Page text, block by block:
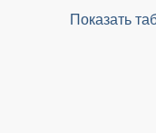
Показать